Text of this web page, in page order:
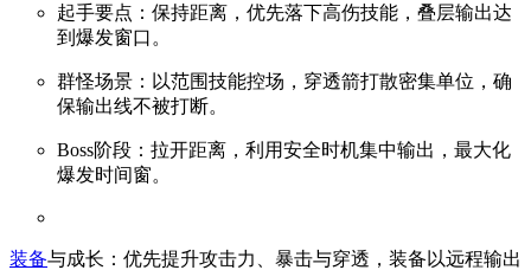
起手要点：保持距离，优先落下高伤技能，叠层输出达
到爆发窗口。
群怪场景：以范围技能控场，穿透箭打散密集单位，确
保输出线不被打断。
Boss阶段：拉开距离，利用安全时机集中输出，最大化
爆发时间窗。
装备与成长：优先提升攻击力、暴击与穿透，装备以远程输出